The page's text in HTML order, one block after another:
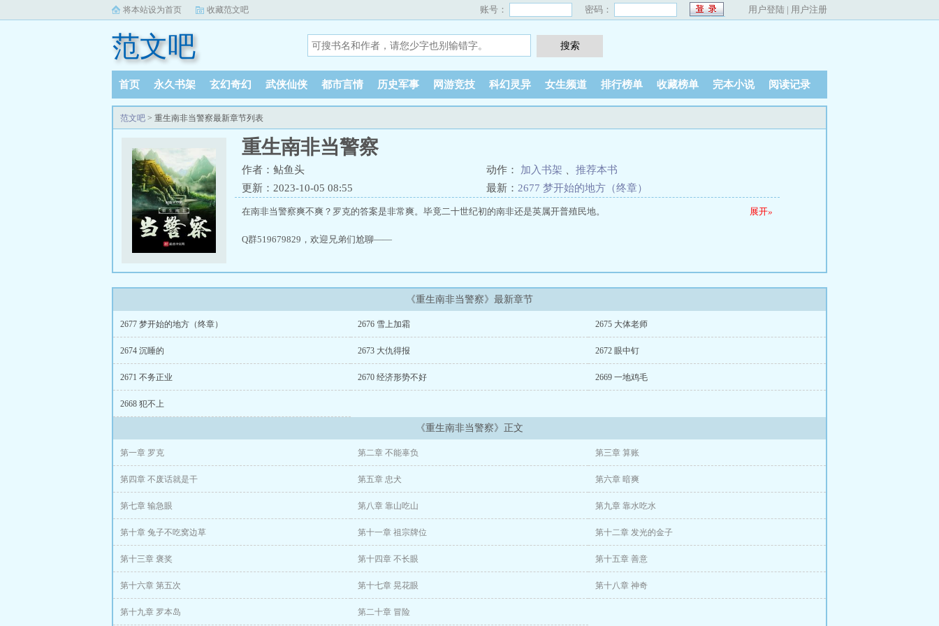
将本站设为首页 收藏范文吧 账号： 密码： 用户登陆 | 用户注册
范文吧
首页 永久书架 玄幻奇幻 武侠仙侠 都市言情 历史军事 网游竞技 科幻灵异 女生频道 排行榜单 收藏榜单 完本小说 阅读记录
范文吧 > 重生南非当警察最新章节列表
重生南非当警察
作者：鲇鱼头 动作： 加入书架
推荐本书
更新：2023-10-05 08:55
最新： 2677 梦开始的地方（终章）
展开»
在南非当警察爽不爽？罗克的答案是非常爽。毕竟二十世纪初的南非还是英属开普殖民地。
Q群519679829，欢迎兄弟们尬聊——
《重生南非当警察》最新章节
2677 梦开始的地方（终章） 2676 雪上加霜 2675 大体老师
2674 沉睡的 2673 大仇得报 2672 眼中钉
2671 不务正业 2670 经济形势不好 2669 一地鸡毛
2668 犯不上
《重生南非当警察》正文
第一章 罗克 第二章 不能辜负 第三章 算账
第四章 不废话就是干 第五章 忠犬 第六章 暗爽
第七章 输急眼 第八章 靠山吃山 第九章 靠水吃水
第十章 兔子不吃窝边草 第十一章 祖宗牌位 第十二章 发光的金子
第十三章 褒奖 第十四章 不长眼 第十五章 善意
第十六章 第五次 第十七章 晃花眼 第十八章 神奇
第十九章 罗本岛 第二十章 冒险